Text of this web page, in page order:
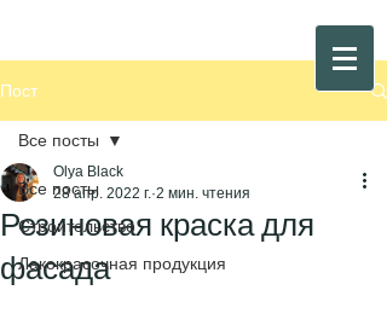
Пост
Все посты
Строительство
Лакокрасочная продукция
Все посты
Резиновая краска для
фасада
Olya Black
28 апр. 2022 г. 2 мин. чтения